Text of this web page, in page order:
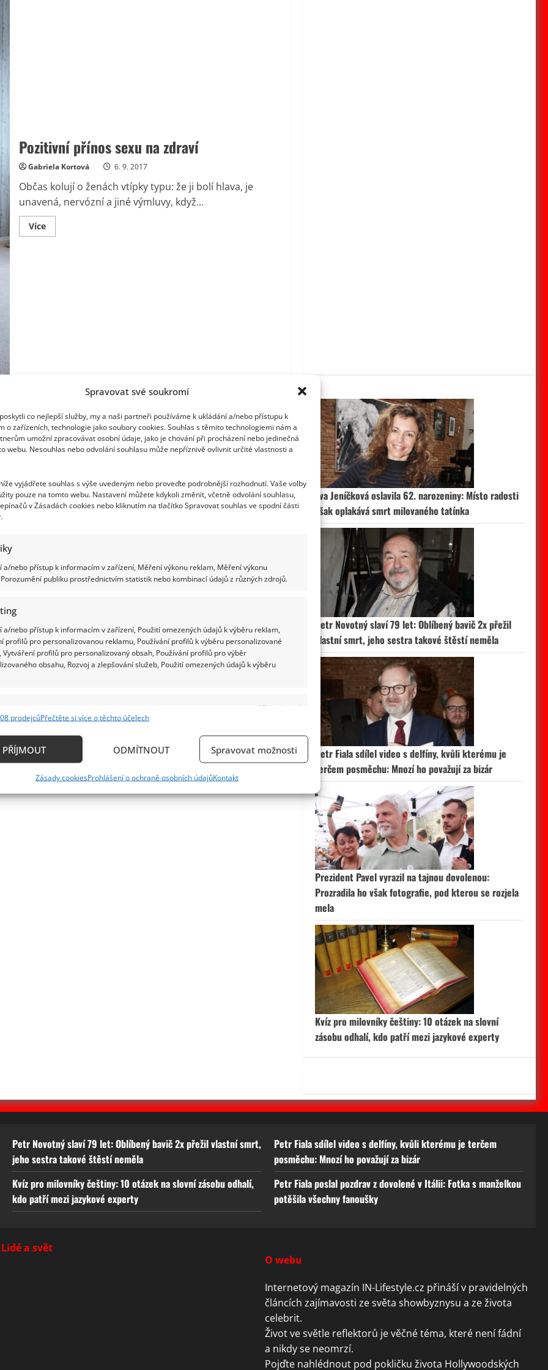
Spravovat své soukromí
co nejlepší služby, my a naši partneři používáme k ukládání a/nebo přístupu k
o zařízeních, technologie jako soubory cookies. Souhlas s těmito technologiemi nám a
umožní zpracovávat osobní údaje, jako je chování při procházení nebo jedinečná
webu. Nesouhlas nebo odvolání souhlasu může nepříznivě ovlivnit určité vlastnosti a
vyjádřete souhlas s výše uvedeným nebo proveďte podrobnější rozhodnutí. Vaše volby
pouze na tomto webu. Nastavení můžete kdykoli změnit, včetně odvolání souhlasu,
v Zásadách cookies nebo kliknutím na tlačítko Spravovat souhlas ve spodní části
a/nebo přístup k informacím v zařízení, Měření výkonu reklam, Měření výkonu
publiku prostřednictvím statistik nebo kombinací údajů z různých zdrojů.
a/nebo přístup k informacím v zařízení, Použití omezených údajů k výběru reklam,
profilů pro personalizovanou reklamu, Používání profilů k výběru personalizované
Vytváření profilů pro personalizovaný obsah, Používání profilů pro výběr
obsahu, Rozvoj a zlepšování služeb, Použití omezených údajů k výběru
Vždy aktivní
zařízení na základě automaticky přenášených informací.
aktivně požadovaných informací.
prodejcůPřečtěte si více o těchto účelech
PŘÍJMOUT ODMÍTNOUT Spravovat možnosti
Zásady cookiesProhlášení o ochraně osobních údajůKontakt
Pozitivní přínos sexu na zdraví
Gabriela Kortová 6. 9. 2017
Občas kolují o ženách vtípky typu: že ji bolí hlava, je
unavená, nervózní a jiné výmluvy, když...
VíceRead
more
Chutná a zdravá opuncie
Opuncie patří mezi rostliny z čeledi kaktusovitých.
Kaktusy jsou rostliny článkovité, kterým po nějakém
Chutná
a
zdravá
Eva Jeníčková oslavila 62. narozeniny: Místo radosti
však oplakává smrt milovaného tatínka
Petr Novotný slaví 79 let: Oblíbený bavič 2x přežil
vlastní smrt, jeho sestra takové štěstí neměla
Petr Fiala sdílel video s delfíny, kvůli kterému je
terčem posměchu: Mnozí ho považují za bizár
Prezident Pavel vyrazil na tajnou dovolenou:
Prozradila ho však fotografie, pod kterou se rozjela
mela
Kvíz pro milovníky češtiny: 10 otázek na slovní
zásobu odhalí, kdo patří mezi jazykové experty
Petr Novotný slaví 79 let: Oblíbený bavič 2x přežil vlastní smrt,
jeho sestra takové štěstí neměla
Petr Fiala sdílel video s delfíny, kvůli kterému je terčem
posměchu: Mnozí ho považují za bizár
Kvíz pro milovníky češtiny: 10 otázek na slovní zásobu odhalí,
kdo patří mezi jazykové experty
Petr Fiala poslal pozdrav z dovolené v Itálii: Fotka s manželkou
potěšila všechny fanoušky
Lidé a svět
O webu
Internetový magazín IN-Lifestyle.cz přináší v pravidelných
článcích zajímavosti ze světa showbyznysu a ze života
celebrit.
Život ve světle reflektorů je věčné téma, které není fádní
a nikdy se neomrzí.
Pojďte nahlédnout pod pokličku života Hollywoodských